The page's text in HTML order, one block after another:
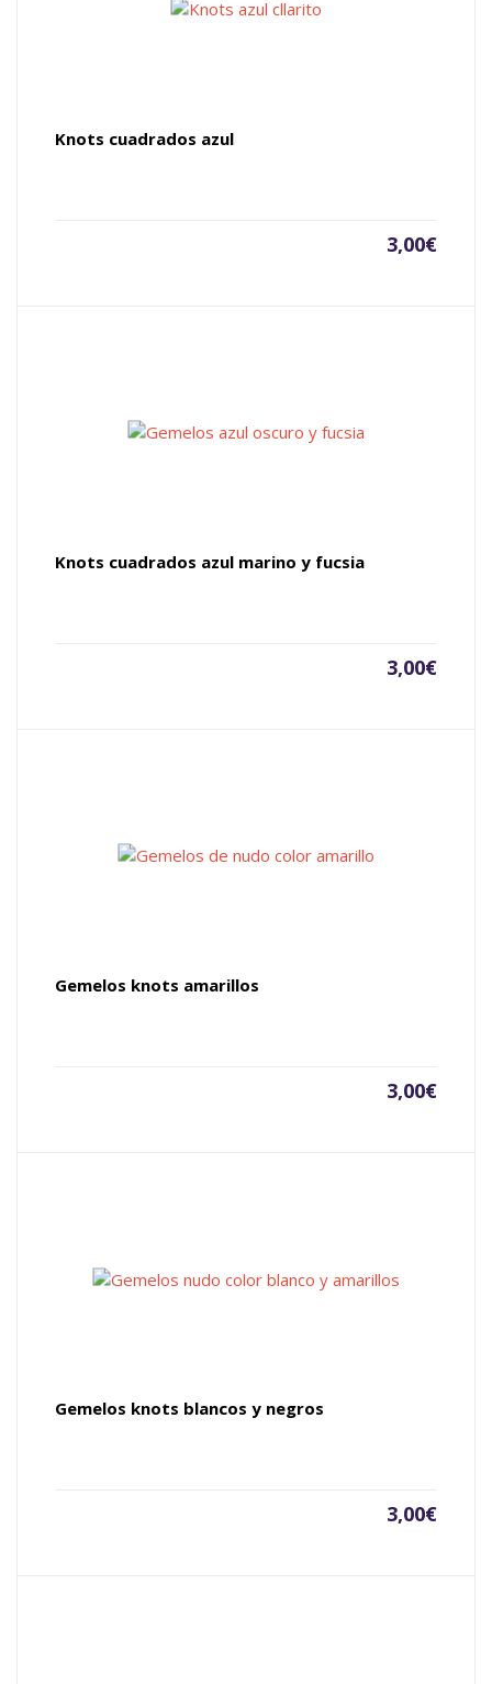
Knots cuadrados azul
3,00€
Knots cuadrados azul marino y fucsia
3,00€
Gemelos knots amarillos
3,00€
Gemelos knots blancos y negros
3,00€